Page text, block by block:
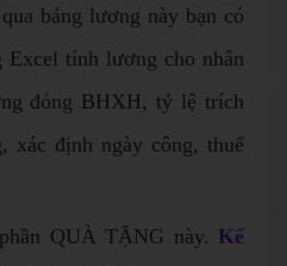
bảng lương này bạn có
Excel tính lương cho nhân
đóng BHXH, tỷ lệ trích
xác định ngày công, thuế
QUÀ TẶNG này. Kế